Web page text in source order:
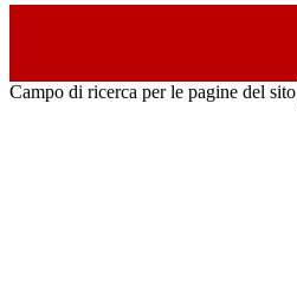
Campo di ricerca per le pagine del sito